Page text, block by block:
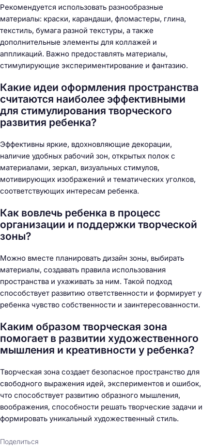
Рекомендуется использовать разнообразные
материалы: краски, карандаши, фломастеры, глина,
текстиль, бумага разной текстуры, а также
дополнительные элементы для коллажей и
аппликаций. Важно предоставлять материалы,
стимулирующие экспериментирование и фантазию.
Какие идеи оформления пространства
считаются наиболее эффективными
для стимулирования творческого
развития ребенка?
Эффективны яркие, вдохновляющие декорации,
наличие удобных рабочий зон, открытых полок с
материалами, зеркал, визуальных стимулов,
мотивирующих изображений и тематических уголков,
соответствующих интересам ребенка.
Как вовлечь ребенка в процесс
организации и поддержки творческой
зоны?
Можно вместе планировать дизайн зоны, выбирать
материалы, создавать правила использования
пространства и ухаживать за ним. Такой подход
способствует развитию ответственности и формирует у
ребенка чувство собственности и заинтересованности.
Каким образом творческая зона
помогает в развитии художественного
мышления и креативности у ребенка?
Творческая зона создает безопасное пространство для
свободного выражения идей, экспериментов и ошибок,
что способствует развитию образного мышления,
воображения, способности решать творческие задачи и
формировать уникальный художественный стиль.
Поделиться